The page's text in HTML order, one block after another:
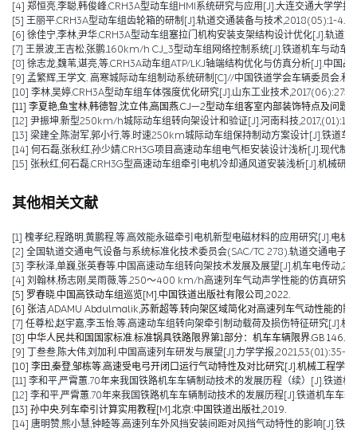
[4] 郑恒亮,李聪,韩俊峰.CRH3A型动车组HMI系统研究与应用[J].大连交通大学学报
[5] 王丽平.CRH3A型动车组齿轮箱的研制[J].轨道交通装备与技术,2018(05):1-4.
[6] 徐佳宁,李林,尹华.CRH3A型动车组塞拉门机构安装支架结构设计优化[J].轨道
[7] 王景波,王吉松,张鹏.160km/h CJ_3型动车组网络控制系统[J].铁道机车与动车
[8] 徐志龙,魏苇,谌亮,等.CRH3A动车组ATP/LKJ轴端结构优化与仿真分析[J].中国战
[9] 孟繁辉,王学文. 高寒城际动车组制动系统研制[C]//中国铁道学会车辆委员会.
[10] 李林,吴婷.CRH3A型动车组车体强度优化研究[J].山东工业技术,2017(06):275-
[11] 李夏艳,鱼宝林,韩德智,沈立伟,高国燕.CJ—2型动车组客室内部装饰特点及问
[12] 尹振坤.新型250km/h城际动车组转向架设计和验证[J].河南科技
[13] 梁建全,陈澍军,郭小行,等.时速250km城际动车组保持制动方案设计[J].铁道车
[14] 何石磊,张秋红,孙少婧.CRH3G项目高速动车组电气柜安装设计浅析[J].现代
[15] 张秋红,何石磊.CRH3G型高速动车组牵引电机冷却通风道安装浅析[J].机械研
其他相关文献
[1] 槐孝纪,程路明,黄鹏程,等.高效能永磁牵引电机新型电磁材料的应用研究[J].电
[2] 全国轨道交通电气设备与系统标准化技术委员会(SAC/TC 278).轨道交通电
[3] 李秋泽,单巍,张英春等.中国高速动车组转向架技术发展及展望[J].机车电传动
[4] 刘翰林,杨志刚,吴雨薇,等.250～400 km/h高速列车气动声学性能的仿真研究
[5] 罗春晓.中国高铁动车组巡览[M].中国铁道出版社有限公司,2022.
[6] 张洁,ADAMU Abdulmalik,苏新超等.转向架区域简化对高速列车气动性能的
[7] 任尊松,赵宇嘉,李玉怡,等.高速动车组转向架牵引制动载荷及损伤特征研究[J].机
[8] 中华人民共和国国家标准.标准锅具铁路限界第1部分：机车车辆限界.GB
[9] 丁叁叁,陈大伟,刘加利.中国高速列车研发与展望[J].力学学报,2021,53(01):35-
[10] 李田,秦登,邹栋等.高速受电弓开闭口运行气动特性及对比研究[J].机械工程学
[11] 李和平,严霄蕙.70年来我国铁路机车车辆制动技术的发展历程（续）[J].铁道
[12] 李和平,严霄蕙.70年来我国铁路机车车辆制动技术的发展历程[J].铁道机车车
[13] 孙中央.列车牵引计算实用教程[M].北京:中国铁道出版社,2019.
[14] 唐明赞,熊小慧,钟睦等.高速列车外风挡安装间距对风挡气动特性的影响[J].铁